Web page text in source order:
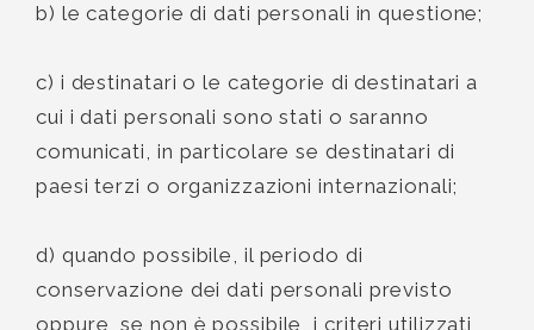
b) le categorie di dati personali in questione;
c) i destinatari o le categorie di destinatari a
cui i dati personali sono stati o saranno
comunicati, in particolare se destinatari di
paesi terzi o organizzazioni internazionali;
d) quando possibile, il periodo di
conservazione dei dati personali previsto
oppure, se non è possibile, i criteri utilizzati